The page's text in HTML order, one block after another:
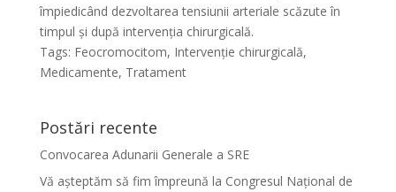
împiedicând dezvoltarea tensiunii arteriale scăzute în
timpul și după intervenția chirurgicală.
Tags: Feocromocitom, Intervenție chirurgicală,
Medicamente, Tratament
Postări recente
Convocarea Adunarii Generale a SRE
Vă așteptăm să fim împreună la Congresul Național de